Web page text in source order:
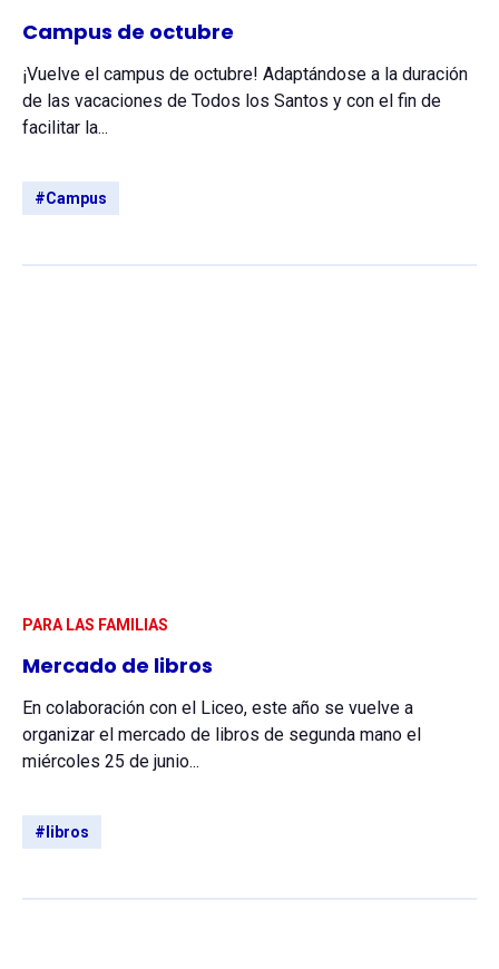
Campus de octubre
¡Vuelve el campus de octubre! Adaptándose a la duración
de las vacaciones de Todos los Santos y con el fin de
facilitar la...
#Campus
PARA LAS FAMILIAS
Mercado de libros
En colaboración con el Liceo, este año se vuelve a
organizar el mercado de libros de segunda mano el
miércoles 25 de junio...
#libros